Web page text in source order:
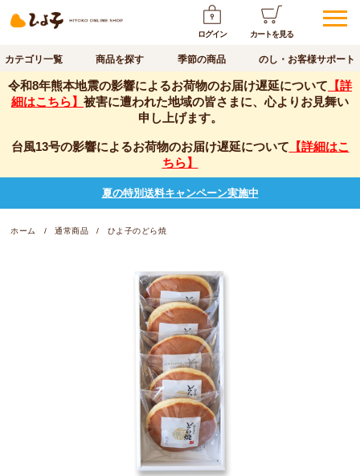
ログイン カートを見る
カテゴリ一覧 商品を探す 季節の商品 のし・お客様サポート
令和8年熊本地震の影響によるお荷物のお届け遅延について 【詳
細はこちら】 被害に遭われた地域の皆さまに、心よりお見舞い
申し上げます。
台風13号の影響によるお荷物のお届け遅延について 【詳細はこ
ちら】
夏の特別送料キャンペーン実施中
ホーム 通常商品 ひよ子のどら焼